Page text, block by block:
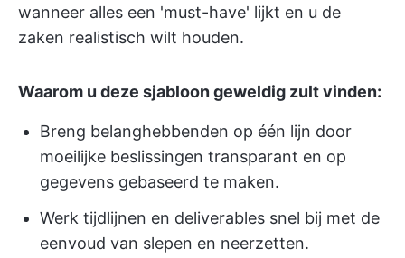
wanneer alles een 'must-have' lijkt en u de
zaken realistisch wilt houden.
Waarom u deze sjabloon geweldig zult vinden:
Breng belanghebbenden op één lijn door
moeilijke beslissingen transparant en op
gegevens gebaseerd te maken.
Werk tijdlijnen en deliverables snel bij met de
eenvoud van slepen en neerzetten.